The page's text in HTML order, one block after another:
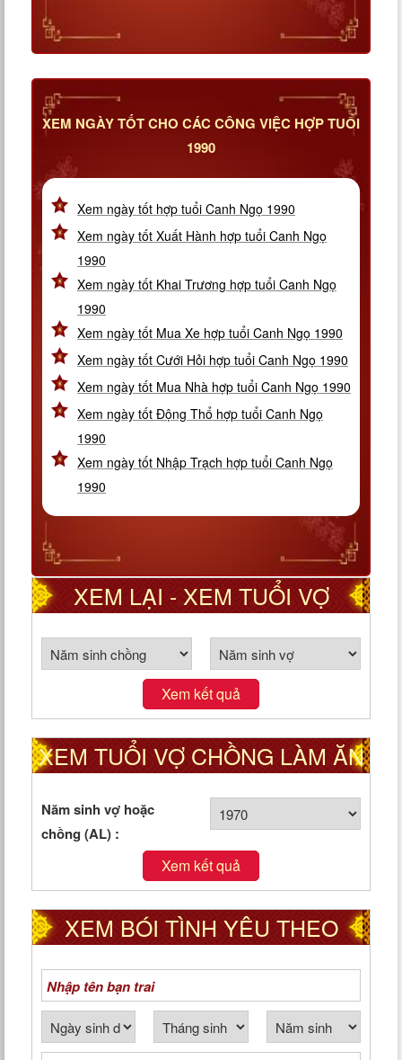
XEM NGÀY TỐT CHO CÁC CÔNG VIỆC HỢP TUỔI
1990
Xem ngày tốt hợp tuổi Canh Ngọ 1990
Xem ngày tốt Xuất Hành hợp tuổi Canh Ngọ
1990
Xem ngày tốt Khai Trương hợp tuổi Canh Ngọ
1990
Xem ngày tốt Mua Xe hợp tuổi Canh Ngọ 1990
Xem ngày tốt Cưới Hỏi hợp tuổi Canh Ngọ 1990
Xem ngày tốt Mua Nhà hợp tuổi Canh Ngọ 1990
Xem ngày tốt Động Thổ hợp tuổi Canh Ngọ
1990
Xem ngày tốt Nhập Trạch hợp tuổi Canh Ngọ
1990
XEM LẠI - XEM TUỔI VỢ
CHỒNG THEO CUNG PHI
Xem kết quả
XEM TUỔI VỢ CHỒNG LÀM ĂN
TỐT HAY XẤU
Năm sinh vợ hoặc
chồng (AL) :
Xem kết quả
XEM BÓI TÌNH YÊU THEO
NGÀY THÁNG NĂM SINH